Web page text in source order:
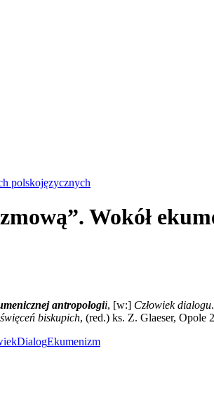
polskojęzycznych
Wokół
antropologii, [w:] Człowiek dialogu.
święceń biskupich, (red.) ks. Z. Glaeser, Opole
DialogEkumenizm